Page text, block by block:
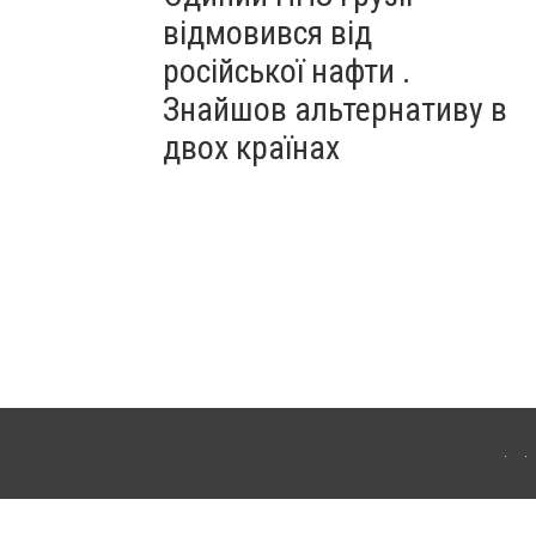
відмовився від
російської нафти .
Знайшов альтернативу в
двох країнах